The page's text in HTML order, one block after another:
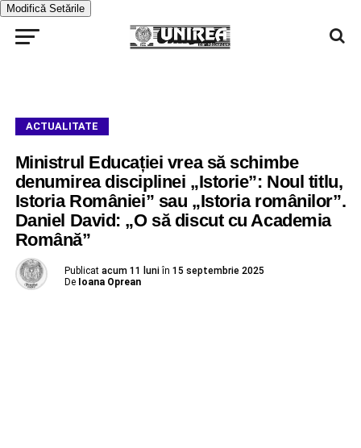
Modifică Setările
ACTUALITATE
Ministrul Educației vrea să schimbe
denumirea disciplinei „Istorie”: Noul titlu,
Istoria României” sau „Istoria românilor”.
Daniel David: „O să discut cu Academia
Română”
Publicat acum 11 luni în 15 septembrie 2025
De Ioana Oprean